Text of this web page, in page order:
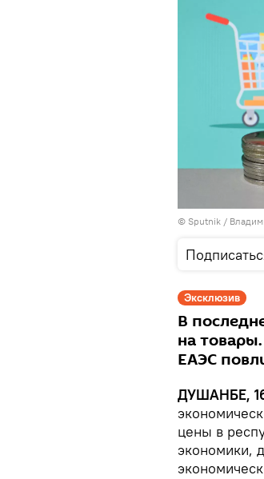
© Sputnik /
Эксклюзив
В
на
ЕАЭС
ДУШАНБЕ,
цены в
экономики,